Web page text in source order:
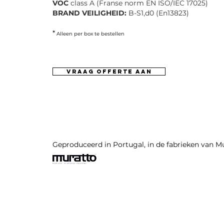
VOC class A (Franse norm EN ISO/IEC 17025)
BRAND VEILIGHEID: B-S1,d0 (En13823)
* Alleen per box te bestellen
vraag offerte aan
Geproduceerd in Portugal, in de fabrieken van